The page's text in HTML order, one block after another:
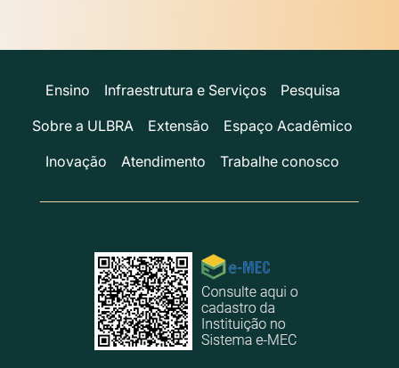
Ensino Infraestrutura e Serviços
Pesquisa
Sobre a ULBRA
Extensão
Espaço Acadêmico
Inovação
Atendimento Trabalhe conosco